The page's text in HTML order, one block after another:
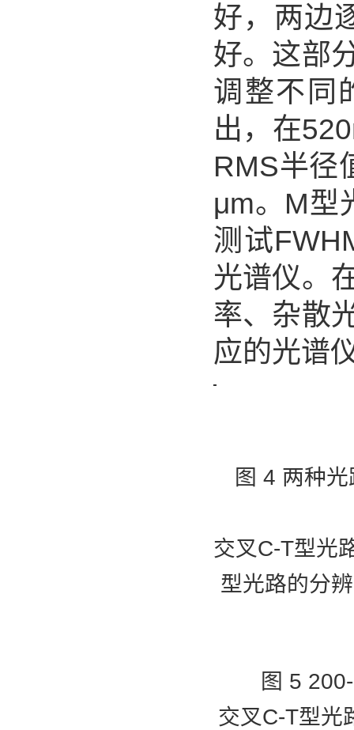
好，两边
好。这部
调整不同
出，在
RMS半径
μm。M型
测试
光谱仪。
率、杂散
应的光谱
图 4 两种
交叉C-T型光
型光路的分
图 5 200-
交叉C-T型光